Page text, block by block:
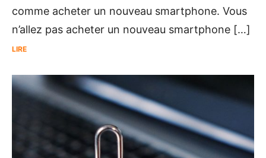
comme acheter un nouveau smartphone. Vous
n’allez pas acheter un nouveau smartphone […]
LIRE